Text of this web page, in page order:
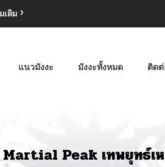
เติม
แนวมังงะ มังงะทั้งหมด ติดต่
Martial Peak เทพยุทธ์เ